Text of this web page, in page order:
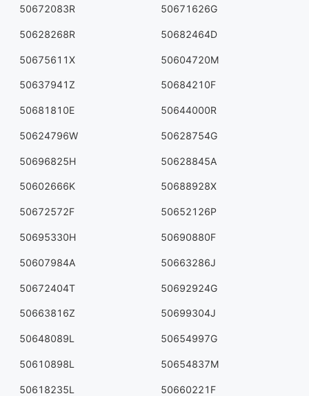
50672083R 50671626G
50628268R 50682464D
50675611X 50604720M
50637941Z 50684210F
50681810E 50644000R
50624796W 50628754G
50696825H 50628845A
50602666K 50688928X
50672572F 50652126P
50695330H 50690880F
50607984A 50663286J
50672404T 50692924G
50663816Z 50699304J
50648089L 50654997G
50610898L 50654837M
50618235L 50660221F